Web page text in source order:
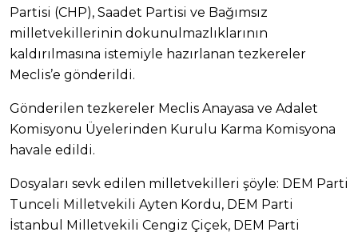
Partisi (CHP), Saadet Partisi ve Bağımsız
milletvekillerinin dokunulmazlıklarının
kaldırılmasına istemiyle hazırlanan tezkereler
Meclis’e gönderildi.
Gönderilen tezkereler Meclis Anayasa ve Adalet
Komisyonu Üyelerinden Kurulu Karma Komisyona
havale edildi.
Dosyaları sevk edilen milletvekilleri şöyle: DEM Parti
Tunceli Milletvekili Ayten Kordu, DEM Parti
İstanbul Milletvekili Cengiz Çiçek, DEM Parti